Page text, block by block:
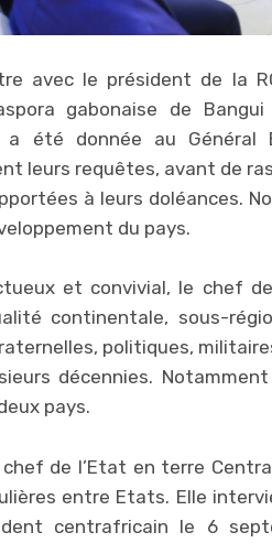
avec le président de la
gabonaise de
a été donnée au Général
leurs requêtes, avant de
à leurs doléances.
du pays.
et convivial, le chef
continentale, sous-
politiques,
décennies.
pays.
de l’Etat en terre
entre Etats. Elle
centrafricain le 6